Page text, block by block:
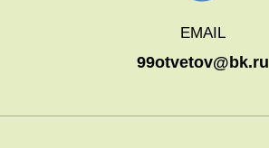
EMAIL
99otvetov@bk.ru